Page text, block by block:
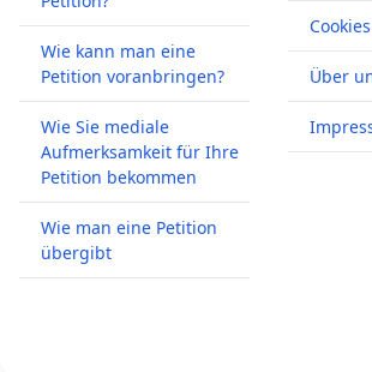
Wie kann man eine
Petition voranbringen?
Wie Sie mediale
Aufmerksamkeit für Ihre
Petition bekommen
Wie man eine Petition
übergibt
Über